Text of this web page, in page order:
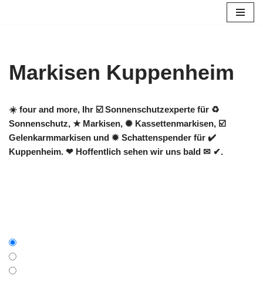
Markisen Kuppenheim
☀️ four and more, Ihr ☑️ Sonnenschutzexperte für ♻
Sonnenschutz, ★ Markisen, ✺ Kassettenmarkisen, ☑️
Gelenkarmmarkisen und ✹ Schattenspender für ✔️
Kuppenheim. ❤ Hoffentlich sehen wir uns bald ✉ ✔.